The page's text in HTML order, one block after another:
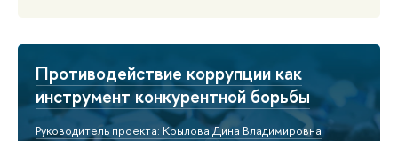
Противодействие коррупции как
инструмент конкурентной борьбы
Руководитель проекта: Крылова Дина Владимировна